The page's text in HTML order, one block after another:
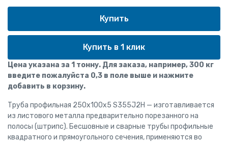
Купить в 1 клик
Цена указана за 1 тонну. Для заказа, например, 300 кг
введите пожалуйста 0,3 в поле выше и нажмите
добавить в корзину.
Труба профильная 250х100х5 S355J2H — изготавливается
из листового металла предварительно порезанного на
полосы (штрипс). Бесшовные и сварные трубы профильные
квадратного и прямоугольного сечения, применяются во